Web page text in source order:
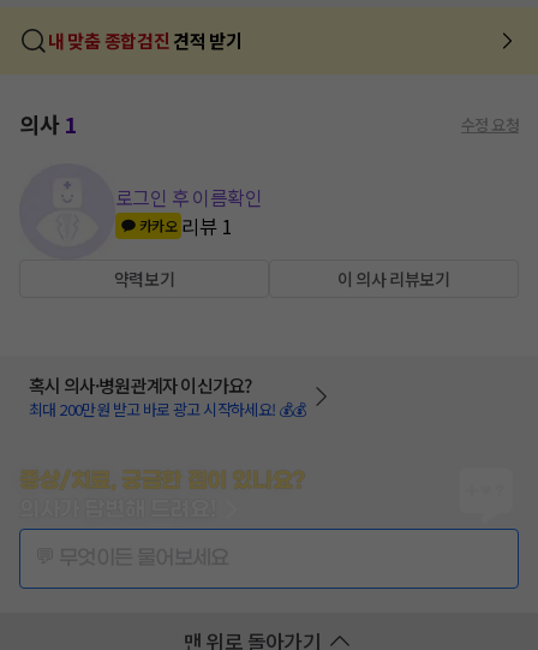
내 맞춤 종합검진 견적 받기
의사1 수정 요청
로그인 후 이름확인
카카오 리뷰 1
약력보기 이 의사 리뷰보기
혹시 의사·병원관계자 이신가요?
최대 200만원 받고 바로 광고 시작하세요! 💰💰
증상/치료, 궁금한 점이 있나요?
맨 위로 돌아가기